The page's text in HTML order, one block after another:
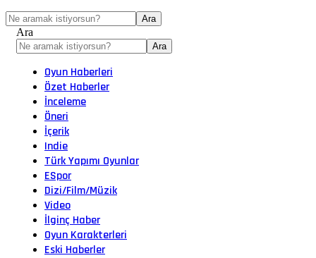
Ara
Oyun Haberleri
Özet Haberler
İnceleme
Öneri
İçerik
Indie
Türk Yapımı Oyunlar
ESpor
Dizi/Film/Müzik
Video
İlginç Haber
Oyun Karakterleri
Eski Haberler